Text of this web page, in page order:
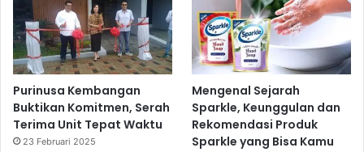
Purinusa Kembangan
Buktikan Komitmen, Serah
Terima Unit Tepat Waktu
23 Februari 2025
Mengenal Sejarah
Sparkle, Keunggulan dan
Rekomendasi Produk
Sparkle yang Bisa Kamu